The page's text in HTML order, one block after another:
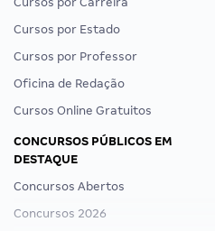
Cursos por Estado
Cursos por Professor
Oficina de Redação
Cursos Online Gratuitos
CONCURSOS PÚBLICOS EM
DESTAQUE
Concursos Abertos
Concursos 2026